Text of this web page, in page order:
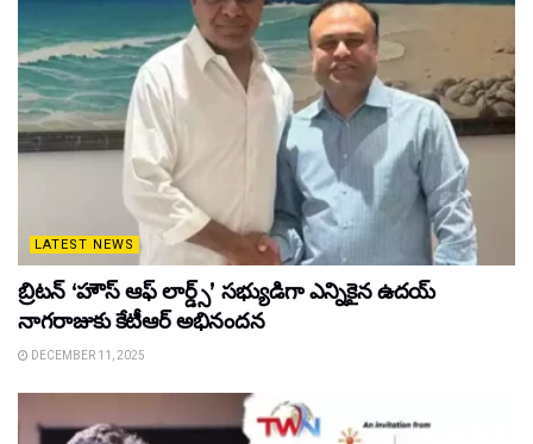
LATEST NEWS
బ్రిటన్ ‘హౌస్ ఆఫ్ లార్డ్స్’ సభ్యుడిగా ఎన్నికైన ఉదయ్
నాగరాజుకు కేటీఆర్ అభినందన
DECEMBER 11, 2025